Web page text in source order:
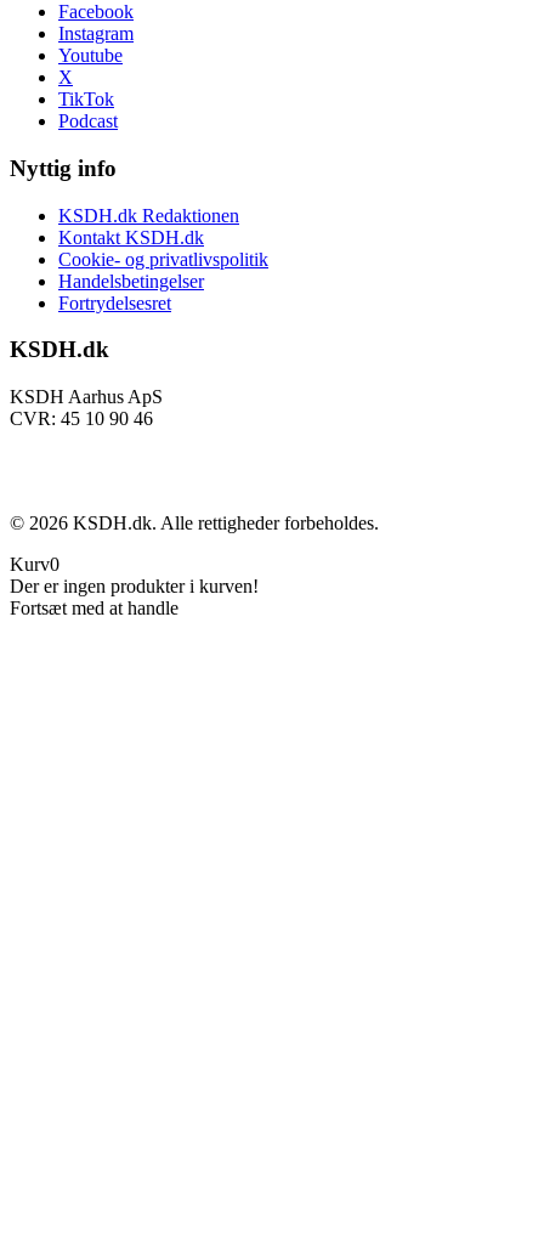
Facebook
Instagram
Youtube
X
TikTok
Podcast
Nyttig info
KSDH.dk Redaktionen
Kontakt KSDH.dk
Cookie- og privatlivspolitik
Handelsbetingelser
Fortrydelsesret
KSDH.dk
KSDH Aarhus ApS
CVR: 45 10 90 46
© 2026 KSDH.dk. Alle rettigheder forbeholdes.
Kurv0
Der er ingen produkter i kurven!
Fortsæt med at handle